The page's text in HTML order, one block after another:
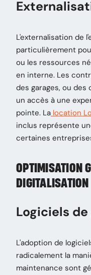
L'externalisation de
particulièrement
ou les ressources
en interne. Les
des garages, ou
un accès à une
pointe. La location
inclus représente
certaines
OPTIMISATION
DIGITALISATION
Logiciels
L'adoption de
radicalement la
maintenance sont